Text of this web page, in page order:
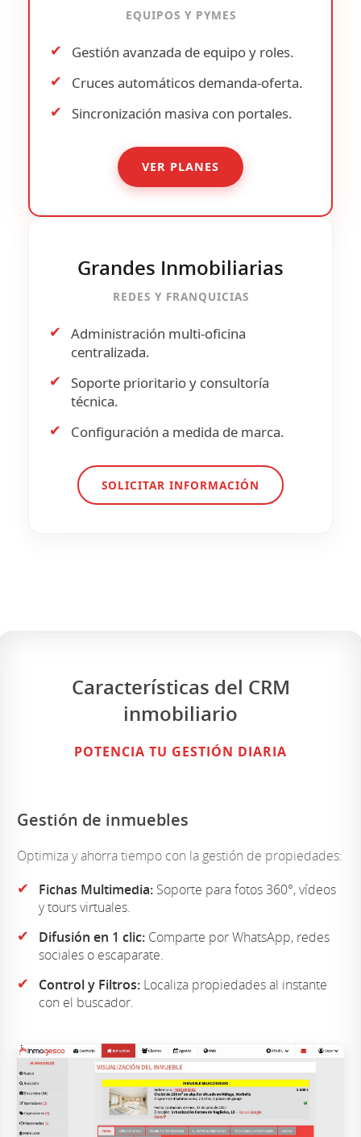
EQUIPOS Y PYMES
✔ Gestión avanzada de equipo y roles.
✔ Cruces automáticos demanda-oferta.
✔ Sincronización masiva con portales.
VER PLANES
Grandes Inmobiliarias
REDES Y FRANQUICIAS
✔
Administración multi-oficina
centralizada.
✔
Soporte prioritario y consultoría
técnica.
✔ Configuración a medida de marca.
SOLICITAR INFORMACIÓN
Características del CRM
inmobiliario
POTENCIA TU GESTIÓN DIARIA
Gestión de inmuebles
Optimiza y ahorra tiempo con la gestión de propiedades:
✔ Fichas Multimedia: Soporte para fotos 360°, vídeos
y tours virtuales.
✔ Difusión en 1 clic: Comparte por WhatsApp, redes
sociales o escaparate.
✔ Control y Filtros: Localiza propiedades al instante
con el buscador.